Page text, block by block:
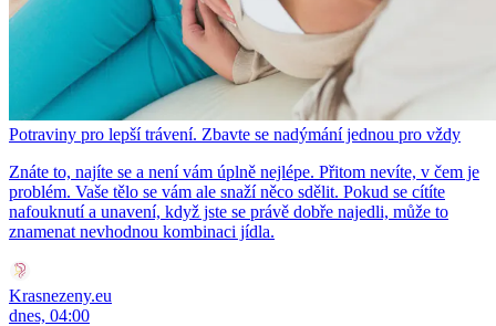
Potraviny pro lepší trávení. Zbavte se nadýmání jednou pro vždy
Znáte to, najíte se a není vám úplně nejlépe. Přitom nevíte, v čem je
problém. Vaše tělo se vám ale snaží něco sdělit. Pokud se cítíte
nafouknutí a unavení, když jste se právě dobře najedli, může to
znamenat nevhodnou kombinaci jídla.
Krasnezeny.eu
dnes, 04:00